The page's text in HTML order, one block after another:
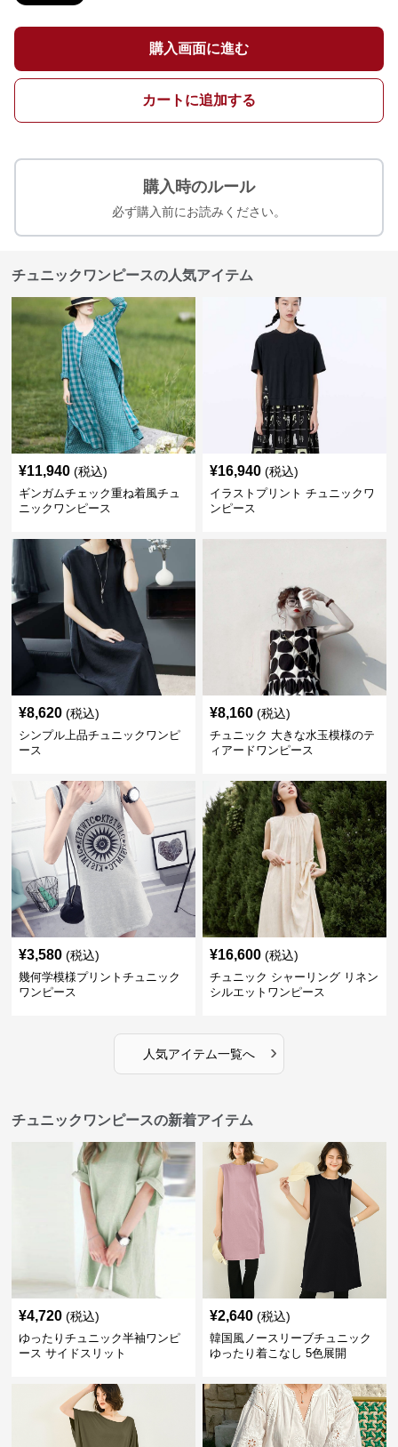
購入画面に進む
カートに追加する
購入時のルール
必ず購入前にお読みください。
チュニックワンピースの人気アイテム
¥11,940 (税込)
ギンガムチェック重ね着風チュ
ニックワンピース
¥16,940 (税込)
イラストプリント チュニックワ
ンピース
¥8,620 (税込)
シンプル上品チュニックワンピ
ース
¥8,160 (税込)
チュニック 大きな水玉模様のテ
ィアードワンピース
¥3,580 (税込)
幾何学模様プリントチュニック
ワンピース
¥16,600 (税込)
チュニック シャーリング リネン
シルエットワンピース
人気アイテム一覧へ ›
チュニックワンピースの新着アイテム
¥4,720 (税込)
ゆったりチュニック半袖ワンピ
ース サイドスリット
¥2,640 (税込)
韓国風ノースリーブチュニック
ゆったり着こなし 5色展開